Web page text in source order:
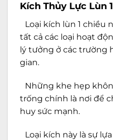
Kích Thủy Lực Lùn
Loại kích lùn 1 chiều
tất cả các loại hoạt
lý tưởng ở các trường
gian.
Những khe hẹp
trống chính là nơi để
huy sức mạnh.
Loại kích này là sự